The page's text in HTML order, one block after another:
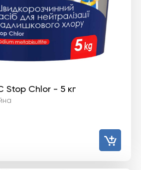
Stop Chlor - 5 кг